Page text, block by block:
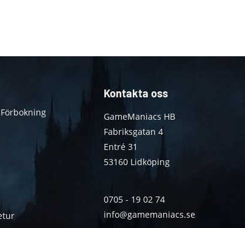
Kontakta oss
GameManiacs HB
Fabriksgatan 4
Entré 31
53160 Lidköping
0705 - 19 02 74
info@gamemaniacs.se